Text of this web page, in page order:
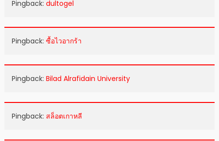
Pingback: dultogel
Pingback: ซื้อไวอากร้า
Pingback: Bilad Alrafidain University
Pingback: สล็อตเกาหลี